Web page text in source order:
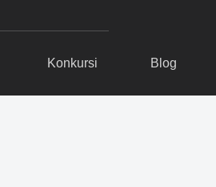
Konkursi Blog